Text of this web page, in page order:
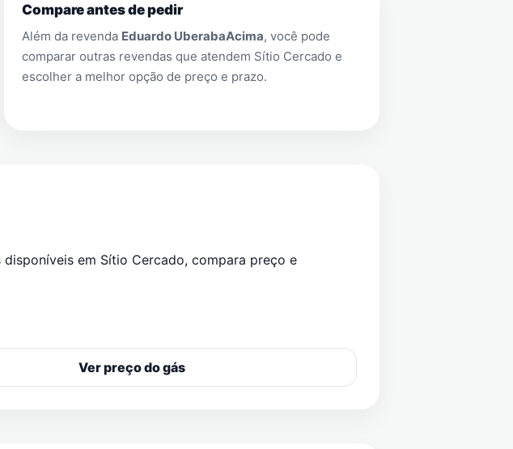
Compare antes de pedir
Além da revenda Eduardo UberabaAcima, você pode
comparar outras revendas que atendem Sítio Cercado e
escolher a melhor opção de preço e prazo.
em Sítio Cercado, compara preço e
Ver preço do gás